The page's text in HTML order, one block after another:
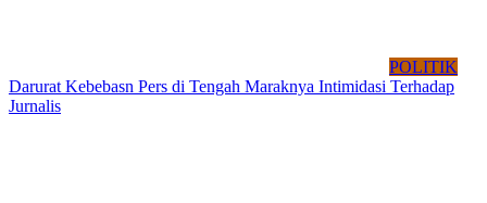
POLITIK
Darurat Kebebasn Pers di Tengah Maraknya Intimidasi Terhadap
Jurnalis